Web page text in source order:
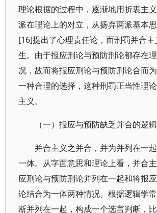
理论根据的过程中，逐渐地用折衷主
派在理论上的对立，从扬弃两派基本思
[16]提出了心理责任论，而刑罚并合
生。由于报应刑论与预防刑论都存在
况，故而将报应刑论与预防刑论合而
一种合理的选择，这种刑罚正当性理
主义。
（一）报应与预防缺乏并合的逻
并合主义之并合，并为并列在一
一体。从字面意思和理论上看，并合
应刑论与预防刑论并列在一起和将报
论结合为一体两种情况。根据逻辑学
断并列在一起，构成一个选言判断，